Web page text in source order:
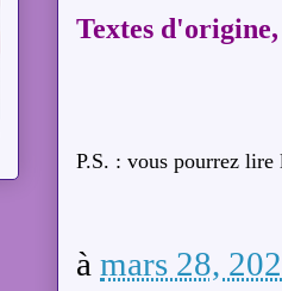
Textes
P.S. : vous pourrez lire
à mars 28,